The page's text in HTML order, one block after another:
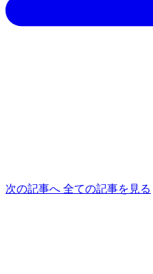
次の記事へ 全ての記事を見る